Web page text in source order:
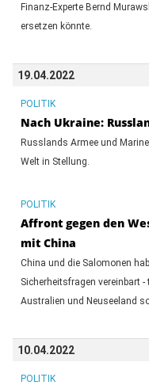
Finanz-Experte Bernd
ersetzen könnte.
19.04.2022
POLITIK
Nach Ukraine:
Russlands Armee und
Welt in Stellung.
POLITIK
Affront gegen den
mit China
China und die Salomonen
Sicherheitsfragen vereinbart
Australien und Neuseeland
10.04.2022
POLITIK